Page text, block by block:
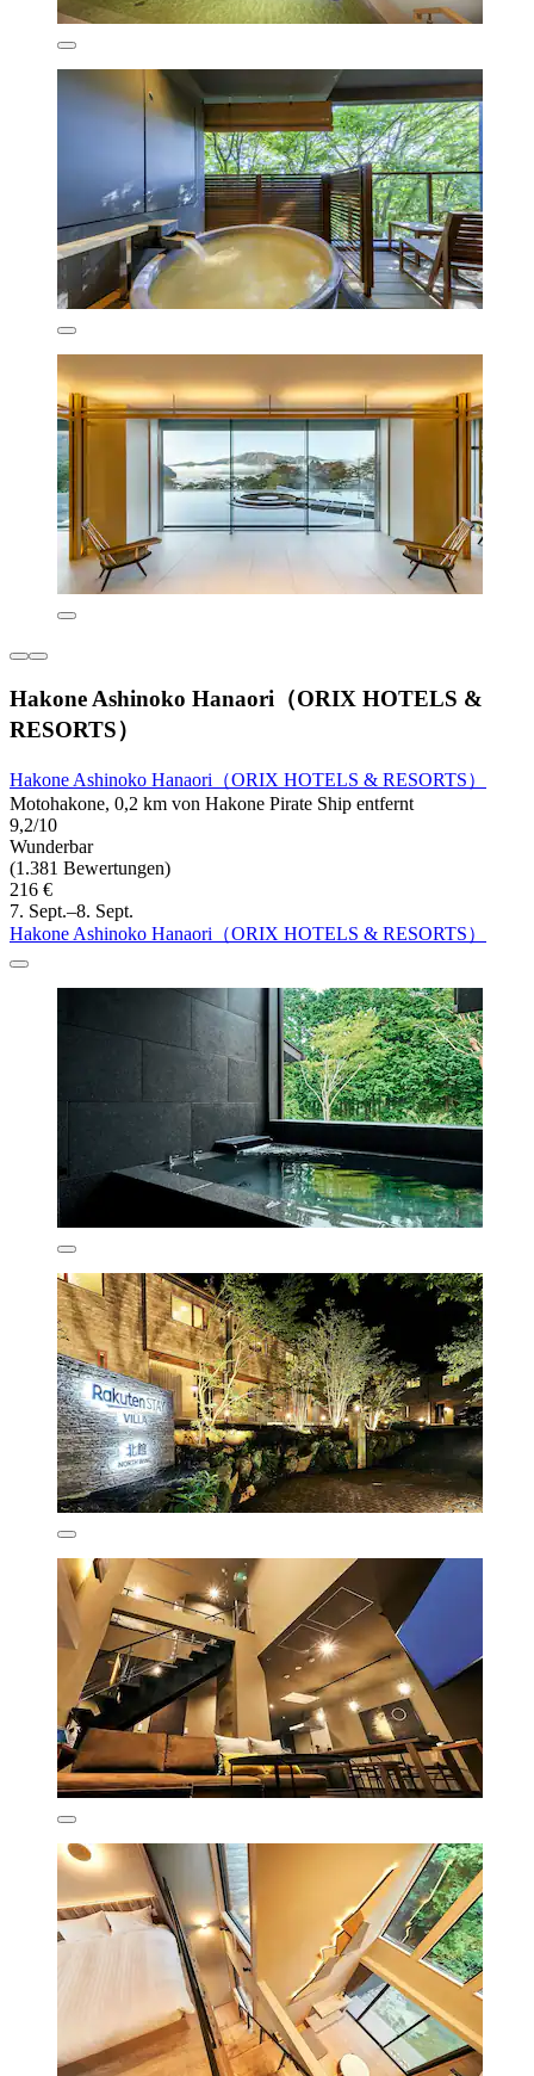
Hakone Ashinoko Hanaori（ORIX HOTELS &
RESORTS）
Hakone Ashinoko Hanaori（ORIX HOTELS & RESORTS）
Motohakone, 0,2 km von Hakone Pirate Ship entfernt
9,2/10
Wunderbar
(1.381 Bewertungen)
216 €
7. Sept.–8. Sept.
Hakone Ashinoko Hanaori（ORIX HOTELS & RESORTS）